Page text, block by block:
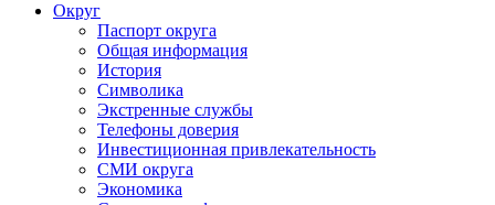
Округ
Паспорт округа
Общая информация
История
Символика
Экстренные службы
Телефоны доверия
Инвестиционная привлекательность
СМИ округа
Экономика